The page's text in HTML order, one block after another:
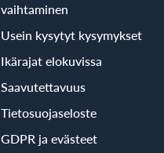
vaihtaminen
Usein kysytyt kysymykset
Ikärajat elokuvissa
Saavutettavuus
Tietosuojaseloste
GDPR ja evästeet